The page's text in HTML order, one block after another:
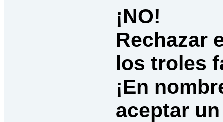
¡NO!
Rechazar
los troles
¡En
aceptar